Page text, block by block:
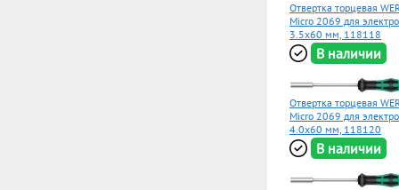
Отвертка торцевая
Micro 2069 для
3.5x60 мм, 118118
В наличии
Отвертка торцевая
Micro 2069 для
4.0x60 мм, 118120
В наличии